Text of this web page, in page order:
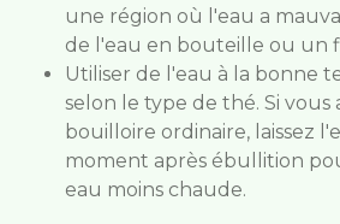
une région où l'eau a
de l'eau en bouteille ou un
Utiliser de l'eau à la bonne
selon le type de thé. Si vous
bouilloire ordinaire, laissez
moment après ébullition
eau moins chaude.